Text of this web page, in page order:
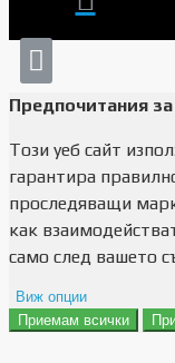
Предпочитания
Този уеб сайт
гарантира
проследяващи
как
само след вашето
Виж опции
Препочитания за
Приемам всички